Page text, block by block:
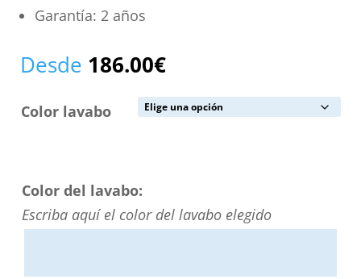
Garantía: 2 años
Desde 186.00€
Color lavabo
Color del lavabo:
Escriba aquí el color del lavabo elegido